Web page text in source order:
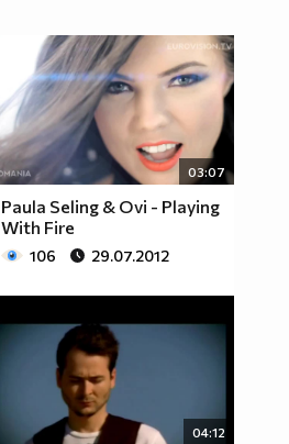
03:07
Paula Seling & Ovi - Playing
With Fire
106 29.07.2012
04:12